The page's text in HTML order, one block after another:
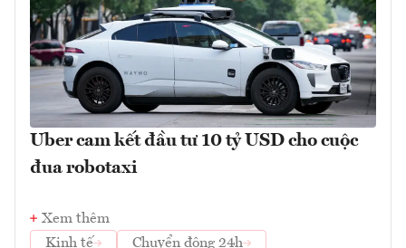
Uber cam kết đầu tư 10 tỷ USD cho cuộc
đua robotaxi
Xem thêm
Kinh tế
Chuyển động 24h